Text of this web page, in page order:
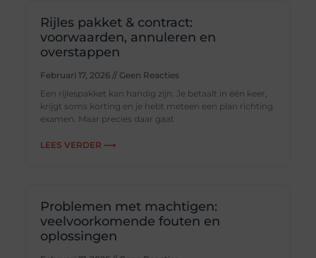
Rijles pakket & contract:
voorwaarden, annuleren en
overstappen
Februari 17, 2026
Geen Reacties
Een rijlespakket kan handig zijn. Je betaalt in één keer,
krijgt soms korting en je hebt meteen een plan richting
examen. Maar precies daar gaat
LEES VERDER ⟶
Problemen met machtigen:
veelvoorkomende fouten en
oplossingen